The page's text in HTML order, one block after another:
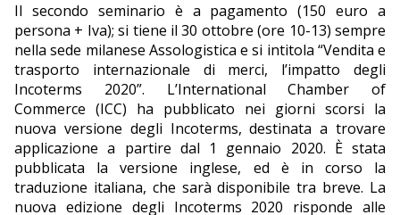
Il secondo seminario è a pagamento (150 euro a
persona + Iva); si tiene il 30 ottobre (ore 10-13) sempre
nella sede milanese Assologistica e si intitola “Vendita e
trasporto internazionale di merci, l’impatto degli
Incoterms 2020”. L’International Chamber of
Commerce (ICC) ha pubblicato nei giorni scorsi la
nuova versione degli Incoterms, destinata a trovare
applicazione a partire dal 1 gennaio 2020. È stata
pubblicata la versione inglese, ed è in corso la
traduzione italiana, che sarà disponibile tra breve. La
nuova edizione degli Incoterms 2020 risponde alle